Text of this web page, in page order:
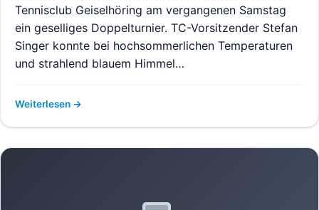
Tennisclub Geiselhöring am vergangenen Samstag
ein geselliges Doppelturnier. TC-Vorsitzender Stefan
Singer konnte bei hochsommerlichen Temperaturen
und strahlend blauem Himmel…
Weiterlesen